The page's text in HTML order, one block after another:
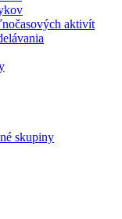
aktivít
skupiny